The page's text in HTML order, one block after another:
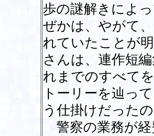
歩の謎解きによ
ぜかは、やがて
れていたことが
さんは、連作短
れまでのすべて
トーリーを辿っ
う仕掛けだった
警察の業務が経